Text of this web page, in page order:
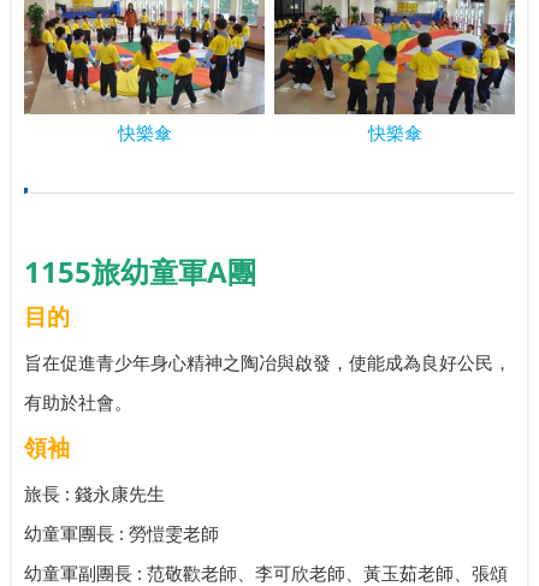
快樂傘 快樂傘
1155旅幼童軍A團
目的
旨在促進青少年身心精神之陶冶與啟發，使能成為良好公民，
有助於社會。
領袖
旅長 : 錢永康先生
幼童軍團長 : 勞愷雯老師
幼童軍副團長 : 范敬歡老師、李可欣老師、黃玉茹老師、張頌